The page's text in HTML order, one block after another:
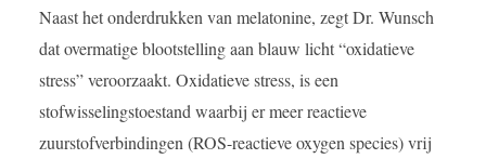
Naast het onderdrukken van melatonine, zegt Dr. Wunsch
dat overmatige blootstelling aan blauw licht “oxidatieve
stress” veroorzaakt. Oxidatieve stress, is een
stofwisselingstoestand waarbij er meer reactieve
zuurstofverbindingen (ROS-reactieve oxygen species) vrij